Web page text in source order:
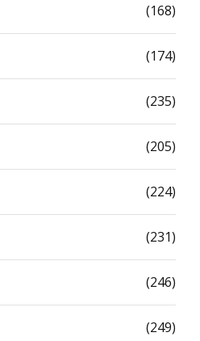
(168)
(174)
(235)
(205)
(224)
(231)
(246)
(249)